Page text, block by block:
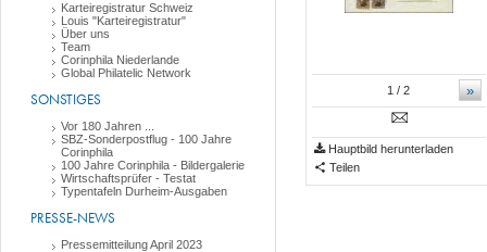
Karteiregistratur Schweiz
Louis "Karteiregistratur"
Über uns
Team
Corinphila Niederlande
Global Philatelic Network
SONSTIGES
Vor 180 Jahren ...
SBZ-Sonderpostflug - 100 Jahre
Corinphila
100 Jahre Corinphila - Bildergalerie
Wirtschaftsprüfer - Testat
Typentafeln Durheim-Ausgaben
PRESSE-NEWS
Pressemitteilung April 2023
»
1 / 2
Hauptbild herunterladen
Teilen